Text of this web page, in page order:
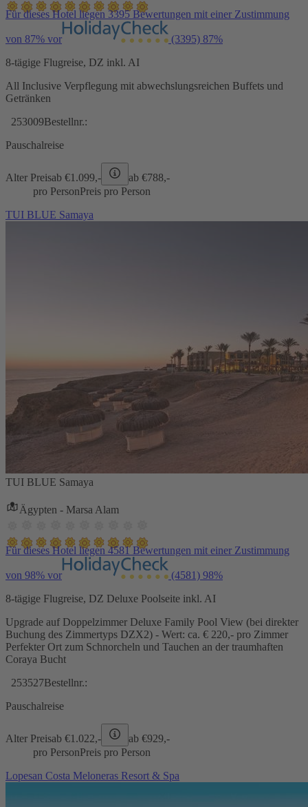
Für dieses Hotel liegen 3395 Bewertungen mit einer Zustimmung
von 87% vor (3395) 87%
8-tägige Flugreise, DZ inkl. AI
All Inclusive Verpflegung mit abwechslungsreichen Buffets und
Getränken
253009Bestellnr.:
Pauschalreise
Alter Preisab €1.099,- ab €788,-
pro PersonPreis pro Person
TUI BLUE Samaya
TUI BLUE Samaya
Ägypten - Marsa Alam
Für dieses Hotel liegen 4581 Bewertungen mit einer Zustimmung
von 98% vor (4581) 98%
8-tägige Flugreise, DZ Deluxe Poolseite inkl. AI
Upgrade auf Doppelzimmer Deluxe Family Pool View (bei direkter
Buchung des Zimmertyps DZX2) - Wert: ca. € 220,- pro Zimmer
Perfekter Ort zum Schnorcheln und Tauchen an der traumhaften
Coraya Bucht
253527Bestellnr.:
Pauschalreise
Alter Preisab €1.022,- ab €929,-
pro PersonPreis pro Person
Lopesan Costa Meloneras Resort & Spa